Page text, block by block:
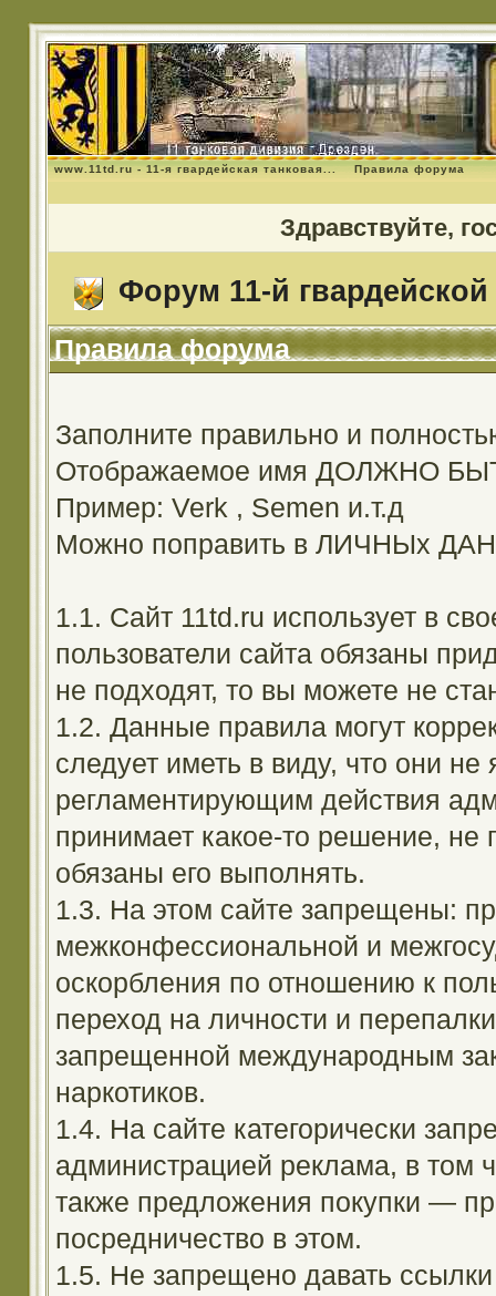
www.11td.ru - 11-я гвардейская танковая... Правила форума
Здравствуйте,
Форум 11-й гвардейской
Правила форума
Заполните правильно и
Отображаемое имя ДОЛЖНО
Пример: Verk , Semen и.т.д
Можно поправить в ЛИЧНЫх
1.1. Сайт 11td.ru использует в
пользователи сайта обязаны
не подходят, то вы можете не
1.2. Данные правила могут
следует иметь в виду, что они
регламентирующим действия
принимает какое-то решение, не
обязаны его выполнять.
1.3. На этом сайте запрещены:
межконфессиональной и
оскорбления по отношению к
переход на личности и
запрещенной международным
наркотиков.
1.4. На сайте категорически
администрацией реклама, в том
также предложения покупки —
посредничество в этом.
1.5. Не запрещено давать